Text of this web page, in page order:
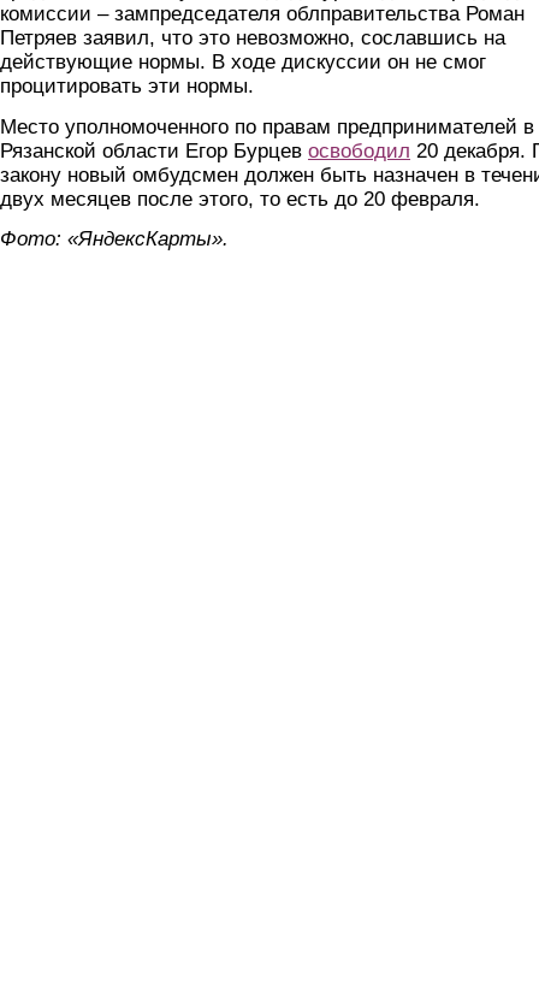
комиссии – зампредседателя облправительства Роман
Петряев заявил, что это невозможно, сославшись на
действующие нормы. В ходе дискуссии он не смог
процитировать эти нормы.
Место уполномоченного по правам предпринимателей в
Рязанской области Егор Бурцев освободил 20 декабря.
закону новый омбудсмен должен быть назначен в
двух месяцев после этого, то есть до 20 февраля.
Фото: «ЯндексКарты».